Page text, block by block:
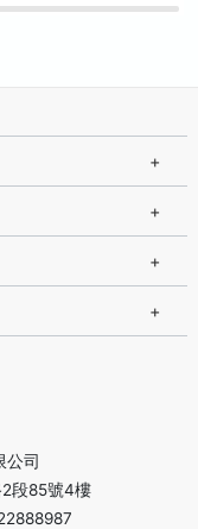
公司
段85號4樓